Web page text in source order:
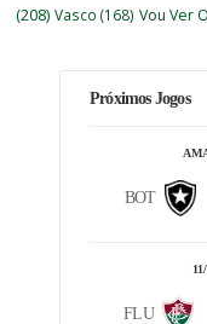
(208) Vasco (168) Vou Ver
Próximos Jogos
BOT
FLU